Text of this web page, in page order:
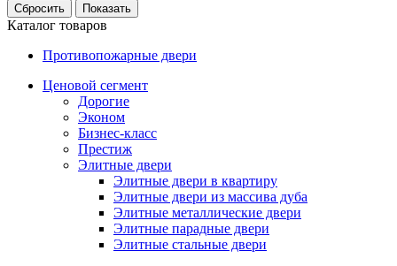
Каталог товаров
Противопожарные двери
Ценовой сегмент
Дорогие
Эконом
Бизнес-класс
Престиж
Элитные двери
Элитные двери в квартиру
Элитные двери из массива дуба
Элитные металлические двери
Элитные парадные двери
Элитные стальные двери